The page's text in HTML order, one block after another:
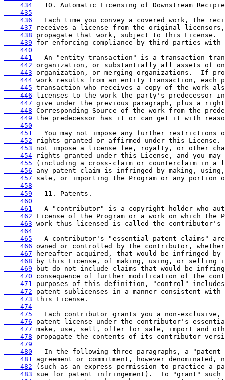
    434
    435
    436
    437
    438
    439
    440
    441
    442
    443
    444
    445
    446
    447
    448
    449
    450
    451
    452
    453
    454
    455
    456
    457
    458
    459
    460
    461
    462
    463
    464
    465
    466
    467
    468
    469
    470
    471
    472
    473
    474
    475
    476
    477
    478
    479
    480
    481
    482
    483